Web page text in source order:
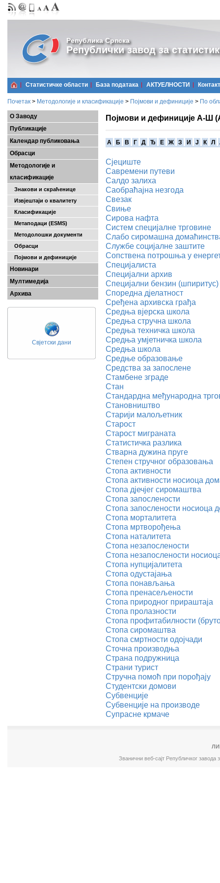
Република Српска
Републички завод за
Статистичке области Базa података АКТУЕЛНОСТИ Контакт
Почетак > Методологије и класификације > Појмови и дефиниције > По
О Заводу
Публикације
Календар публиковања
Обрасци
Методологије и
класификације
Знакови и скраћенице
Извјештаји о квалитету
Класификације
Метаподаци (ESMS)
Методолошки документи
Обрасци
Појмови и дефиниције
Новинари
Мултимедија
Архива
Свјетски дани
Појмови и дефиниције А-Ш
A Б В Г Д Ђ Е Ж З И Ј К Л
Сјециште
Савремени путеви
Салдо залиха
Саобраћајна незгода
Свезак
Свињe
Сирова нафта
Систем специјалне трговине
Слабо сиромашна
Службе социјалне заштите
Сопствена потрошња у
Специјалиста
Специјални архив
Специјални бензин
Споредна дјелатност
Сређена архивска грађа
Средња вјерска школа
Средња стручна школа
Средња техничка школа
Средња умјетничка школа
Средња школа
Средње образовање
Средства за запослене
Стамбене зграде
Стан
Стандардна међународна
Становништво
Старији малољетник
Старост
Старост миграната
Статистичка разлика
Стварна дужина пруге
Степен стручног образовања
Стопа активности
Стопа активности носиоца
Стопа дјечјег сиромаштва
Стопа запослености
Стопа запослености носиоца
Стопа морталитета
Стопа мртворођења
Стопа наталитета
Стопа незапослености
Стопа незапослености
Стопа нупцијалитета
Стопа одустајања
Стопа понављања
Стопа пренасељености
Стопа природног прираштаја
Стопа пролазности
Стопа профитабилности
Стопа сиромаштва
Стопа смртности одојчади
Сточна производња
Страна подружница
Страни турист
Стручна помоћ при порођају
Студентски домови
Субвенције
Субвенције на производе
Супрасне крмаче
Званични веб-сајт Републичког